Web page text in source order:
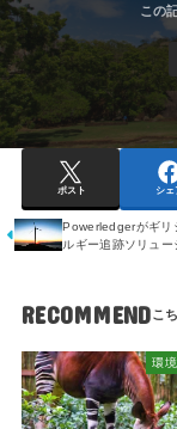
ポスト シェ
Powerledgerがギリ
ルギー追跡ソリュ
RECOMMEND
環